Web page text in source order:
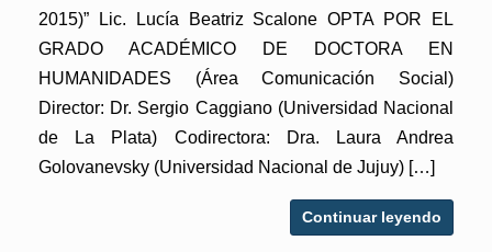
2015)” Lic. Lucía Beatriz Scalone OPTA POR EL
GRADO ACADÉMICO DE DOCTORA EN
HUMANIDADES (Área Comunicación Social)
Director: Dr. Sergio Caggiano (Universidad Nacional
de La Plata) Codirectora: Dra. Laura Andrea
Golovanevsky (Universidad Nacional de Jujuy) […]
Continuar leyendo